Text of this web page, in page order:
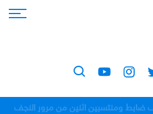
ضابط ومنتسبين اثنين من مرور النجف